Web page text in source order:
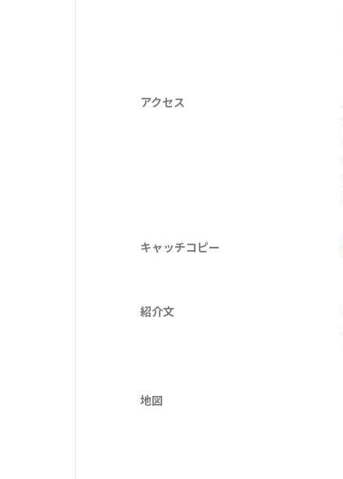
アクセス
キャッチコピー
紹介文
地図